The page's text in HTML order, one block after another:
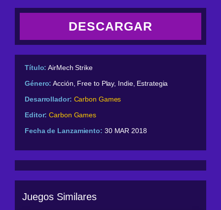
DESCARGAR
Título: AirMech Strike
Género: Acción, Free to Play, Indie, Estrategia
Desarrollador: Carbon Games
Editor: Carbon Games
Fecha de Lanzamiento: 30 MAR 2018
Juegos Similares